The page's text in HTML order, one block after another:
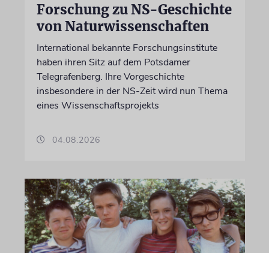
Forschung zu NS-Geschichte
von Naturwissenschaften
International bekannte Forschungsinstitute
haben ihren Sitz auf dem Potsdamer
Telegrafenberg. Ihre Vorgeschichte
insbesondere in der NS-Zeit wird nun Thema
eines Wissenschaftsprojekts
04.08.2026